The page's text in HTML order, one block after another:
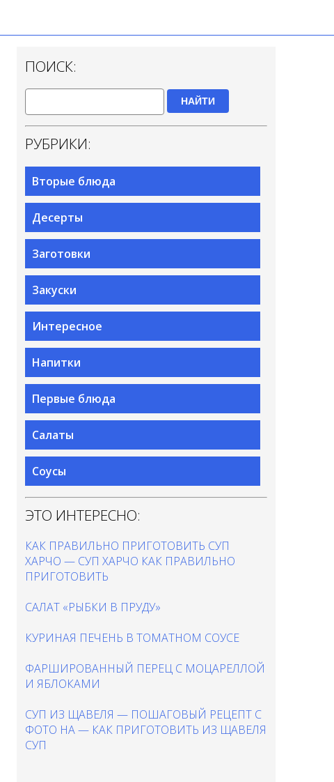
ПОИСК:
НАЙТИ
РУБРИКИ:
Вторые блюда
Десерты
Заготовки
Закуски
Интересное
Напитки
Первые блюда
Салаты
Соусы
ЭТО ИНТЕРЕСНО:
КАК ПРАВИЛЬНО ПРИГОТОВИТЬ СУП
ХАРЧО — СУП ХАРЧО КАК ПРАВИЛЬНО
ПРИГОТОВИТЬ
САЛАТ «РЫБКИ В ПРУДУ»
КУРИНАЯ ПЕЧЕНЬ В ТОМАТНОМ СОУСЕ
ФАРШИРОВАННЫЙ ПЕРЕЦ С МОЦАРЕЛЛОЙ
И ЯБЛОКАМИ
СУП ИЗ ЩАВЕЛЯ — ПОШАГОВЫЙ РЕЦЕПТ С
ФОТО НА — КАК ПРИГОТОВИТЬ ИЗ ЩАВЕЛЯ
СУП